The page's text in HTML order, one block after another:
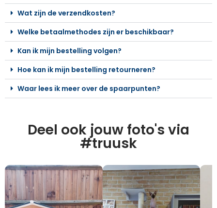
Wat zijn de verzendkosten?
Welke betaalmethodes zijn er beschikbaar?
Kan ik mijn bestelling volgen?
Hoe kan ik mijn bestelling retourneren?
Waar lees ik meer over de spaarpunten?
Deel ook jouw foto's via
#truusk